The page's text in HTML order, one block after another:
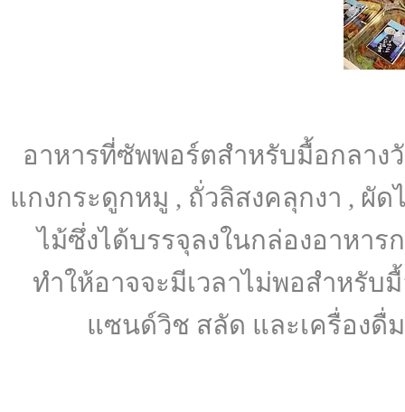
อาหารที่ซัพพอร์ตสำหรับมื้อกลาง
แกงกระดูกหมู , ถั่วลิสงคลุกงา , ผัด
ไม้ซึ่งได้บรรจุลงในกล่องอาหาร
ทำให้อาจจะมีเวลาไม่พอสำหรับ
แซนด์วิช สลัด และเครื่องดื่